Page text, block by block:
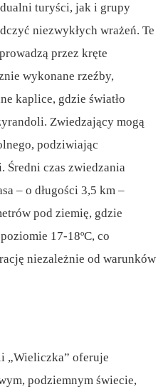
turyści, jak i grupy
niezwykłych wrażeń. Te
prowadzą przez kręte
wykonane rzeźby,
kaplice, gdzie światło
Zwiedzający mogą
podziwiając
Średni czas zwiedzania
– o długości 3,5 km –
pod ziemię, gdzie
17-18ºC, co
niezależnie od warunków
„Wieliczka” oferuje
podziemnym świecie,